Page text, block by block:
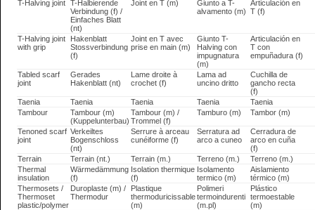
T-Halving joint
T-Halbierende
Verbindung (f) /
Einfaches Blatt
(nt)
Joint en T (m)
Giunto a T-
alvamento (m)
Articulación en
T (f)
T-Halving joint
with grip
Hakenblatt
Stossverbindung
(f)
Joint en T avec
prise en main (m)
Giunto T-
Halving con
impugnatura
(m)
Articulación en
T con
empuñadura (f)
Tabled scarf
joint
Gerades
Hakenblatt (nt)
Lame droite à
crochet (f)
Lama ad
uncino dritto
Cuchilla de
gancho recta
(f)
Taenia
Taenia Taenia Taenia
Taenia
Tambour
Tambour (m)
(Kuppelunterbau)
Tambour (m) /
Trommel (f)
Tamburo (m) Tambor (m)
Tenoned scarf
joint
Verkeiltes
Bogenschloss
(nt)
Serrure à arceau
cunéiforme (f)
Serratura ad
arco a cuneo
Cerradura de
arco en cuña
(f)
Terrain
Terrain (nt.) Terrain (m.) Terreno (m.)
Terreno (m.)
Thermal
insulation
Wärmedämmung
(f)
Isolation thermique
(f)
Isolamento
termico (m)
Aislamiento
térmico (m)
Thermosets /
Thermoset
plastic/polymer
Duroplaste (m) /
Thermodur
Plastique
thermoduricissable
(m)
Polimeri
termoindurenti
(m.pl)
Plástico
termoestable
(m)